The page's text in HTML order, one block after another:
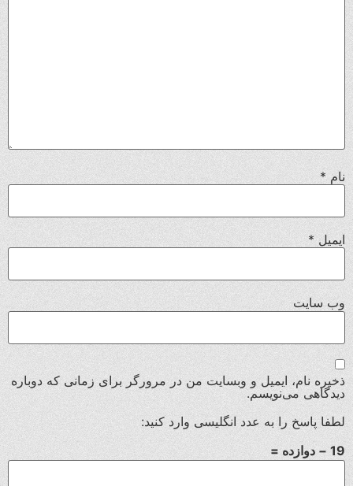
نام*
ایمیل *
وب‌ سایت
ذخیره نام، ایمیل و وبسایت من در مرورگر برای زمانی که دوباره
دیدگاهی می‌نویسم.
لطفا پاسخ را به عدد انگلیسی وارد کنید:
19 − دوازده =